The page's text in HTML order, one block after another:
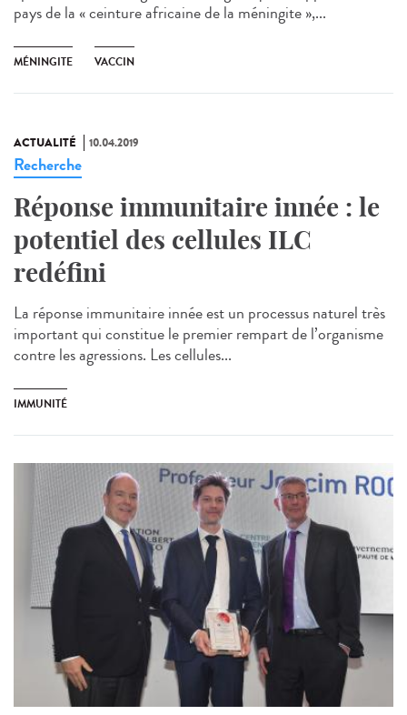
pays de la « ceinture africaine de la méningite »,...
MÉNINGITE VACCIN
ACTUALITÉ 10.04.2019
Recherche
Réponse immunitaire innée : le
potentiel des cellules ILC
redéfini
La réponse immunitaire innée est un processus naturel très
important qui constitue le premier rempart de l’organisme
contre les agressions. Les cellules...
IMMUNITÉ